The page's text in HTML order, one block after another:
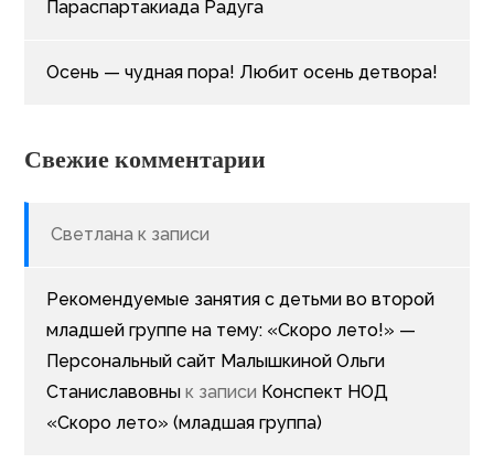
Параспартакиада Радуга
Осень — чудная пора! Любит осень детвора!
Свежие комментарии
Светлана к записи
Рекомендуемые занятия с детьми во второй
младшей группе на тему: «Скоро лето!» —
Персональный сайт Малышкиной Ольги
Станиславовны к записи Конспект НОД
«Скоро лето» (младшая группа)